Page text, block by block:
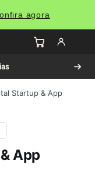
agora
Startup & App
App